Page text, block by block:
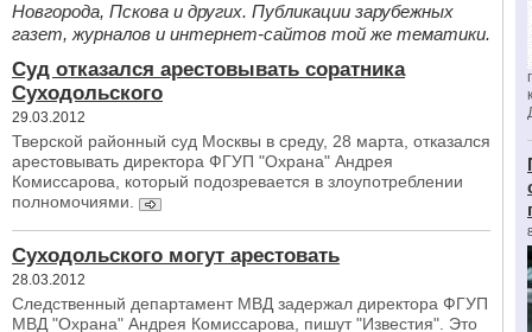
Новгорода, Пскова и других. Публикации зарубежных
газет, журналов и интернет-сайтов той же тематики.
Суд отказался арестовывать соратника
Суходольского
29.03.2012
Тверской районный суд Москвы в среду, 28 марта, отказался
арестовывать директора ФГУП "Охрана" Андрея
Комиссарова, который подозревается в злоупотреблении
полномочиями.
Суходольского могут арестовать
28.03.2012
Следственный департамент МВД задержал директора ФГУП
МВД "Охрана" Андрея Комиссарова, пишут "Известия". Это